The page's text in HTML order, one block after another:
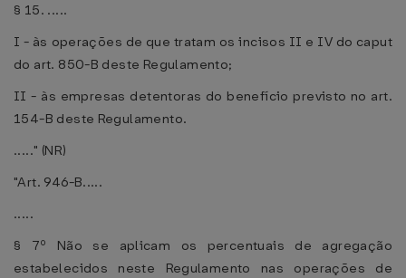
§ 15. .....
I - às operações de que tratam os incisos II e IV do caput
do art. 850-B deste Regulamento;
II - às empresas detentoras do benefício previsto no art.
154-B deste Regulamento.
....." (NR)
"Art. 946-B.....
.....
§ 7º Não se aplicam os percentuais de agregação
estabelecidos neste Regulamento nas operações de